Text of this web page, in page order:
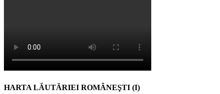
HARTA LĂUTĂRIEI ROMÂNEŞTI (I)